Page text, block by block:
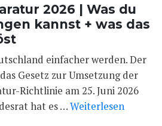
2026 | Was du
kannst + was das
einfacher werden. Der
Gesetz zur Umsetzung der
Richtlinie am 25. Juni 2026
hat es …Weiterlesen